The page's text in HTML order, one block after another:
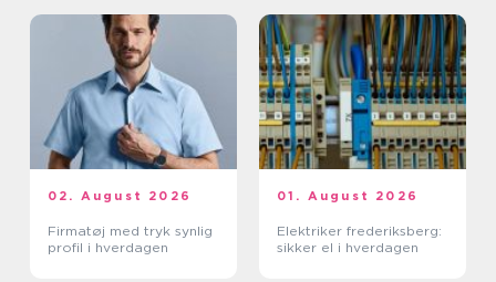
02. August 2026
Firmatøj med tryk synlig
profil i hverdagen
01. August 2026
Elektriker frederiksberg:
sikker el i hverdagen